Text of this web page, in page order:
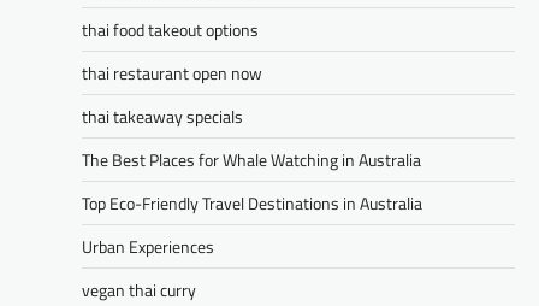
thai food takeout options
thai restaurant open now
thai takeaway specials
The Best Places for Whale Watching in Australia
Top Eco-Friendly Travel Destinations in Australia
Urban Experiences
vegan thai curry